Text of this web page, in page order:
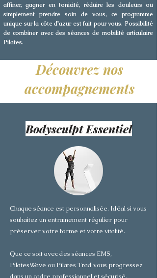
affiner, gagner en tonicité, réduire les douleurs ou
simplement prendre soin de vous, ce programme
unique sur la côte d'azur est fait pour vous. Possibilité
de combiner avec des séances de mobilité articulaire
Pilates.
Découvrez nos
accompagnements
Bodysculpt Essentiel
Chaque séance est personnalisée. Idéal si vous
souhaitez un entrainement régulier pour
préserver votre forme et votre vitalité.
Que ce soit avec des séances EMS,
PilatesWave ou Pilates Trad vous progressez
dans un cadre professionnel et sécurisé.